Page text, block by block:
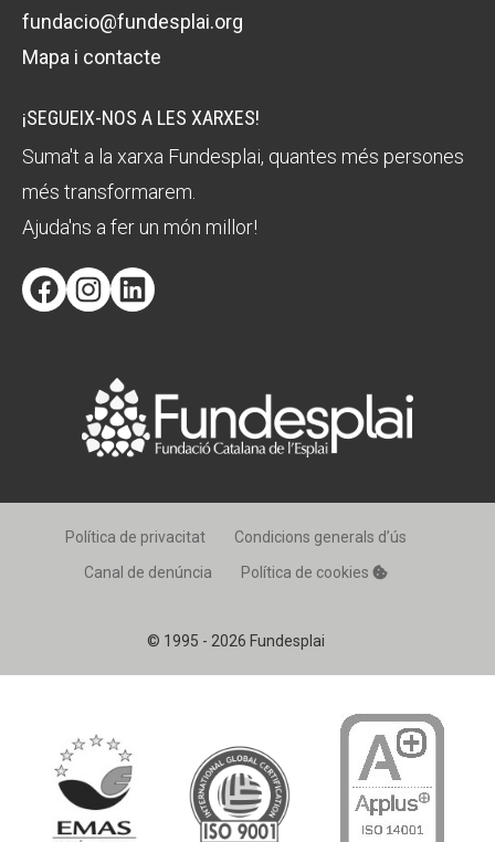
fundacio@fundesplai.org
Mapa i contacte
¡SEGUEIX-NOS A LES XARXES!
Suma't a la xarxa Fundesplai, quantes més persones
més transformarem.
Ajuda'ns a fer un món millor!
FacebookInstagram
LinkedIn
© 1995 - 2026 Fundesplai
Política de privacitat
Condicions generals d’ús
Canal de denúncia
Política de cookies